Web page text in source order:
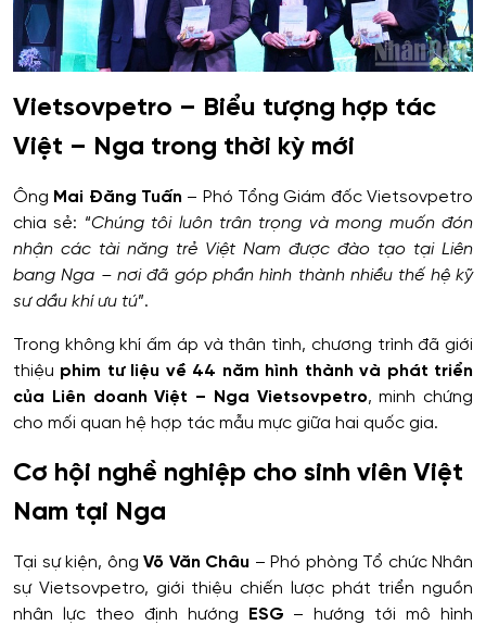
Vietsovpetro – Biểu tượng hợp tác
Việt – Nga trong thời kỳ mới
Ông Mai Đăng Tuấn – Phó Tổng Giám đốc Vietsovpetro
chia sẻ: “Chúng tôi luôn trân trọng và mong muốn đón
nhận các tài năng trẻ Việt Nam được đào tạo tại Liên
bang Nga – nơi đã góp phần hình thành nhiều thế hệ kỹ
sư dầu khí ưu tú”.
Trong không khí ấm áp và thân tình, chương trình đã giới
thiệu phim tư liệu về 44 năm hình thành và phát triển
của Liên doanh Việt – Nga Vietsovpetro, minh chứng
cho mối quan hệ hợp tác mẫu mực giữa hai quốc gia.
Cơ hội nghề nghiệp cho sinh viên Việt
Nam tại Nga
Tại sự kiện, ông Võ Văn Châu – Phó phòng Tổ chức Nhân
sự Vietsovpetro, giới thiệu chiến lược phát triển nguồn
nhân lực theo định hướng
ESG – hướng tới mô hình